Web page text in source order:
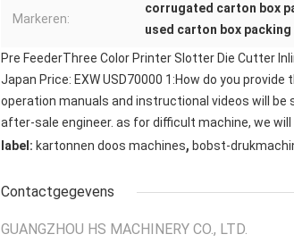
Markeren:
corrugated carton box
used carton box
Pre FeederThree Color Printer Slotter Die Cutter
Japan Price: EXW USD70000 1:How do you
operation manuals and instructional videos will be
after-sale engineer. as for difficult machine, we
label: kartonnen doos machines, bobst-
Contactgegevens
GUANGZHOU HS MACHINERY CO., LTD.